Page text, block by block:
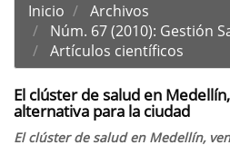
Inicio
Archivos
Núm. 67 (2010): Gestión
Artículos científicos
El clúster de salud en
alternativa para la ciudad
El clúster de salud en Medellín,